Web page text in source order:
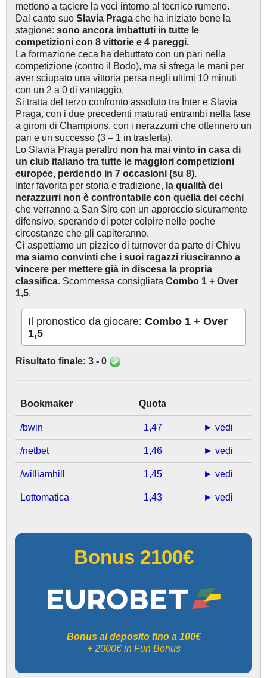
mettono a taciere la voci intorno al tecnico rumeno.
Dal canto suo Slavia Praga che ha iniziato bene la
stagione: sono ancora imbattuti in tutte le
competizioni con 8 vittorie e 4 pareggi.
La formazione ceca ha debuttato con un pari nella
competizione (contro il Bodo), ma si sfrega le mani per
aver sciupato una vittoria persa negli ultimi 10 minuti
con un 2 a 0 di vantaggio.
Si tratta del terzo confronto assoluto tra Inter e Slavia
Praga, con i due precedenti maturati entrambi nella fase
a gironi di Champions, con i nerazzurri che ottennero un
pari e un successo (3 – 1 in trasferta).
Lo Slavia Praga peraltro non ha mai vinto in casa di
un club italiano tra tutte le maggiori competizioni
europee, perdendo in 7 occasioni (su 8).
Inter favorita per storia e tradizione, la qualità dei
nerazzurri non è confrontabile con quella dei cechi
che verranno a San Siro con un approccio sicuramente
difensivo, sperando di poter colpire nelle poche
circostanze che gli capiteranno.
Ci aspettiamo un pizzico di turnover da parte di Chivu
ma siamo convinti che i suoi ragazzi riusciranno a
vincere per mettere già in discesa la propria
classifica. Scommessa consigliata Combo 1 + Over
1,5.
Il pronostico da giocare: Combo 1 + Over
1,5
Risultato finale: 3 - 0
Bookmaker Quota
/bwin 1,47 ► vedi
/netbet 1,46 ► vedi
/williamhill 1,45 ► vedi
Lottomatica 1,43 ► vedi
Bonus 2100€
Bonus al deposito fino a 100€
+ 2000€ in Fun Bonus